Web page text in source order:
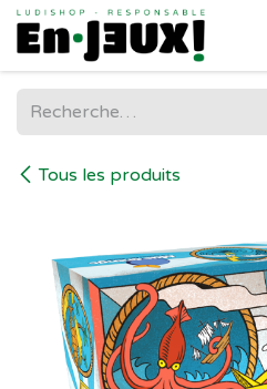
Se rendre au contenu
Tous les produits